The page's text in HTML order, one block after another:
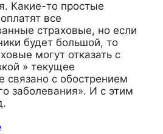
Какие-то простые
все
страховые, но если
будет большой, то
могут отказать с
» текущее
связано с обострением
заболевания». И с этим